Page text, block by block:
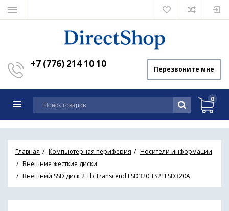
+7 (776) 214 10 10 Перезвоните мне
0
Главная Компьютерная периферия
Носители информации
Внешние жесткие диски
Внешний SSD диск 2 Tb Transcend ESD320 TS2TESD320A